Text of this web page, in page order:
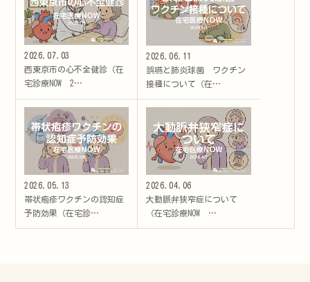
2026.07.03
西東京市の心不全健診（在
宅診療NOW 2…
2026.06.11
誤嚥と肺炎球菌 ワクチン
接種について（在…
2026.05.13
帯状疱疹ワクチンの認知症
予防効果（在宅診…
2026.04.06
大動脈弁狭窄症について
（在宅診療NOW …